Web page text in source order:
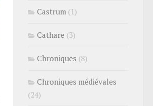
Castrum (1)
Cathare (3)
Chroniques (8)
Chroniques médiévales
(24)